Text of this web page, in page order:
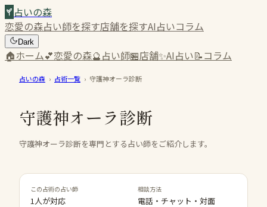
占いの森
恋愛の森占い師を探す店舗を探すAI占いコラム
Dark
🏠ホーム💕恋愛の森🔮占い師🏪店舗✨AI占い📝コラム
占いの森 › 占術一覧 › 守護神オーラ診断
守護神オーラ診断
守護神オーラ診断を専門とする占い師をご紹介します。
この占術の占い師
1人が対応
相談方法
電話・チャット・対面